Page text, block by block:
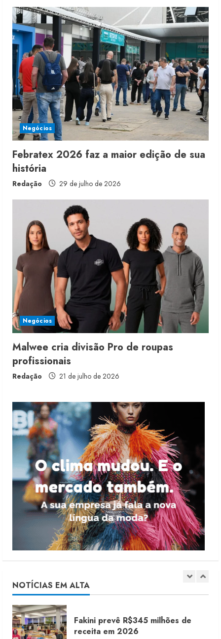
Negócios
Febratex 2026 faz a maior edição de sua
história
Redação 29 de julho de 2026
Negócios
Malwee cria divisão Pro de roupas
profissionais
Redação 21 de julho de 2026
NOTÍCIAS EM ALTA
Fakini prevê R$345 milhões de
receita em 2026
4 de agosto de 2026
3
Projeto testa passaporte digital na
moda nacional
4 de agosto de 2026
estoque consignado
5
Mercosul-UE prevê transição longa
para vestuário
3 de agosto de 2026
1
Renata Caixeta assume Movimento
Sou de Algodão
5 de agosto de 2026
2
4 de agosto de 2026
Projeto testa passaporte digital na
moda nacional